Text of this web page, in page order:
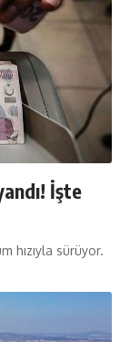
İşte
hızıyla sürüyor.